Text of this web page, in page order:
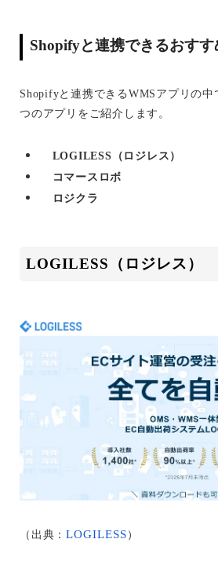
Shopifyと連携できるおす
Shopifyと連携できるWMSアプリの
つのアプリをご紹介します。
LOGILESS（ロジレス）
コマースロボ
ロジクラ
LOGILESS（ロジレス）
（出典： LOGILESS ）